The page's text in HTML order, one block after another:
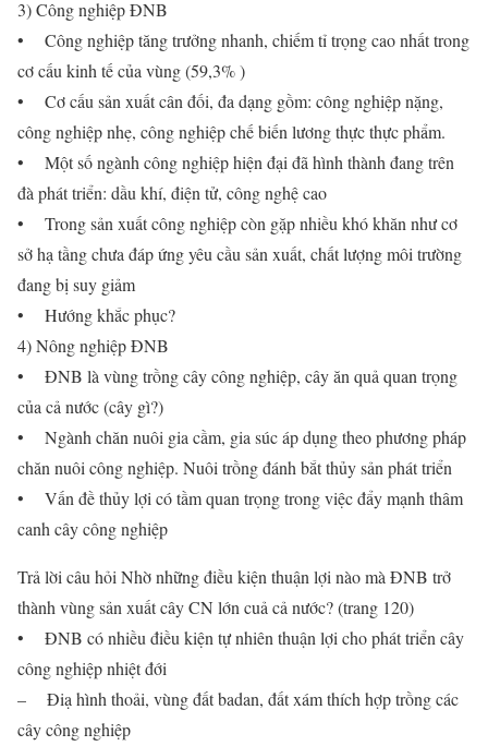
3) Công nghiệp ĐNB
• Công nghiệp tăng trưởng nhanh, chiếm tỉ trọng cao nhất trong
cơ cấu kinh tế của vùng (59,3% )
• Cơ cấu sản xuất cân đối, đa dạng gồm: công nghiệp nặng,
công nghiệp nhẹ, công nghiệp chế biến lương thực thực phẩm.
• Một số ngành công nghiệp hiện đại đã hình thành đang trên
đà phát triển: dầu khí, điện tử, công nghệ cao
• Trong sản xuất công nghiệp còn gặp nhiều khó khăn như cơ
sở hạ tầng chưa đáp ứng yêu cầu sản xuất, chất lượng môi trường
đang bị suy giảm
• Hướng khắc phục?
4) Nông nghiệp ĐNB
• ĐNB là vùng trồng cây công nghiệp, cây ăn quả quan trọng
của cả nước (cây gì?)
• Ngành chăn nuôi gia cầm, gia súc áp dụng theo phương pháp
chăn nuôi công nghiệp. Nuôi trồng đánh bắt thủy sản phát triển
• Vấn đề thủy lợi có tầm quan trọng trong việc đẩy mạnh thâm
canh cây công nghiệp
Trả lời câu hỏi Nhờ những điều kiện thuận lợi nào mà ĐNB trở
thành vùng sản xuất cây CN lớn cuả cả nước? (trang 120)
• ĐNB có nhiều điều kiện tự nhiên thuận lợi cho phát triển cây
công nghiệp nhiệt đới
– Điạ hình thoải, vùng đất badan, đất xám thích hợp trồng các
cây công nghiệp